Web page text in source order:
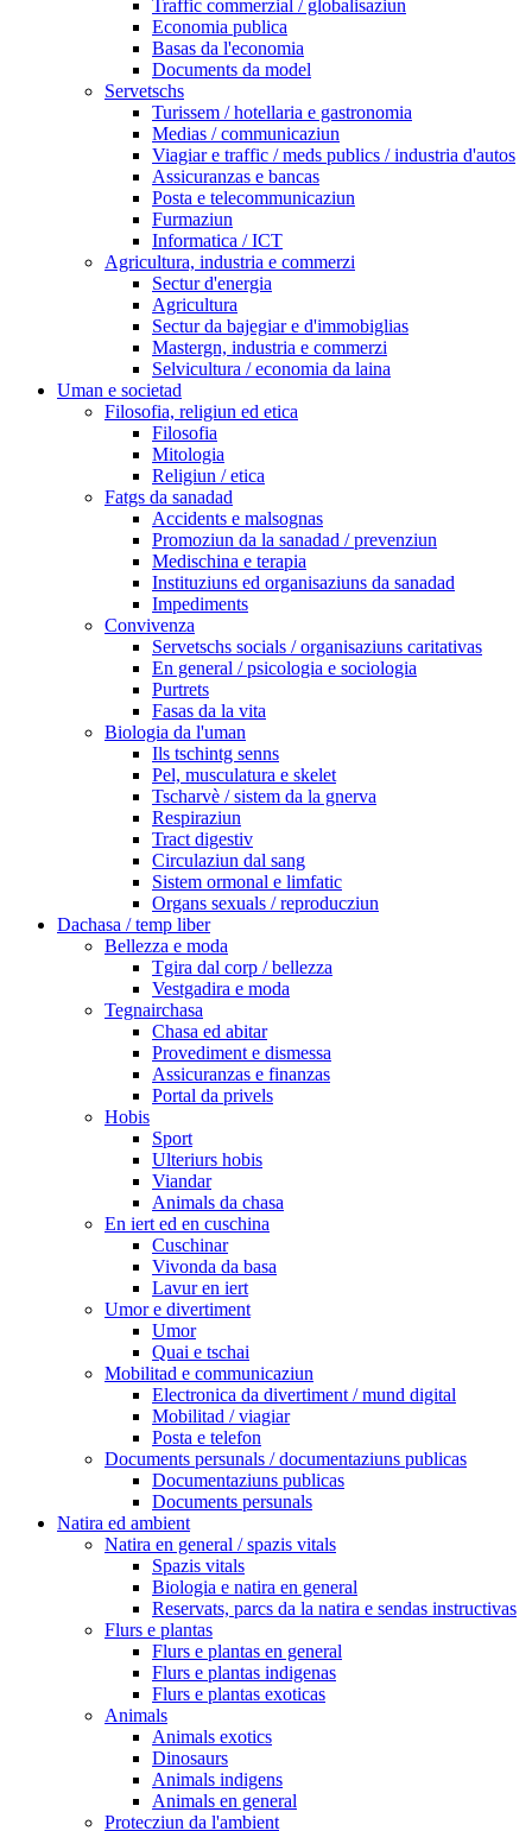
Traffic commerzial / globalisaziun
Economia publica
Basas da l'economia
Documents da model
Servetschs
Turissem / hotellaria e gastronomia
Medias / communicaziun
Viagiar e traffic / meds publics / industria d'autos
Assicuranzas e bancas
Posta e telecommunicaziun
Furmaziun
Informatica / ICT
Agricultura, industria e commerzi
Sectur d'energia
Agricultura
Sectur da bajegiar e d'immobiglias
Mastergn, industria e commerzi
Selvicultura / economia da laina
Uman e societad
Filosofia, religiun ed etica
Filosofia
Mitologia
Religiun / etica
Fatgs da sanadad
Accidents e malsognas
Promoziun da la sanadad / prevenziun
Medischina e terapia
Instituziuns ed organisaziuns da sanadad
Impediments
Convivenza
Servetschs socials / organisaziuns caritativas
En general / psicologia e sociologia
Purtrets
Fasas da la vita
Biologia da l'uman
Ils tschintg senns
Pel, musculatura e skelet
Tscharvè / sistem da la gnerva
Respiraziun
Tract digestiv
Circulaziun dal sang
Sistem ormonal e limfatic
Organs sexuals / reproducziun
Dachasa / temp liber
Bellezza e moda
Tgira dal corp / bellezza
Vestgadira e moda
Tegnairchasa
Chasa ed abitar
Provediment e dismessa
Assicuranzas e finanzas
Portal da privels
Hobis
Sport
Ulteriurs hobis
Viandar
Animals da chasa
En iert ed en cuschina
Cuschinar
Vivonda da basa
Lavur en iert
Umor e divertiment
Umor
Quai e tschai
Mobilitad e communicaziun
Electronica da divertiment / mund digital
Mobilitad / viagiar
Posta e telefon
Documents persunals / documentaziuns publicas
Documentaziuns publicas
Documents persunals
Natira ed ambient
Natira en general / spazis vitals
Spazis vitals
Biologia e natira en general
Reservats, parcs da la natira e sendas instructivas
Flurs e plantas
Flurs e plantas en general
Flurs e plantas indigenas
Flurs e plantas exoticas
Animals
Animals exotics
Dinosaurs
Animals indigens
Animals en general
Protecziun da l'ambient